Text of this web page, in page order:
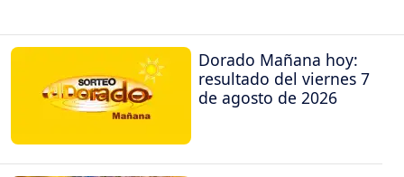
Dorado Mañana hoy:
resultado del viernes 7
de agosto de 2026